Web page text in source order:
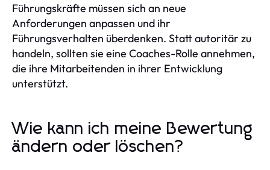
Führungskräfte müssen sich an neue
Anforderungen anpassen und ihr
Führungsverhalten überdenken. Statt autoritär zu
handeln, sollten sie eine Coaches-Rolle annehmen,
die ihre Mitarbeitenden in ihrer Entwicklung
unterstützt.
Wie kann ich meine Bewertung
ändern oder löschen?